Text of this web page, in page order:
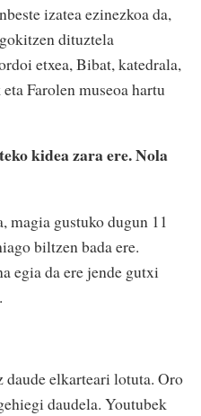
izatea ezinezkoa da,
dituztela
etxea, Bibat, katedrala,
Farolen museoa hartu
kidea zara ere. Nola
magia gustuko dugun 11
biltzen bada ere.
egia da ere jende gutxi
daude elkarteari lotuta. Oro
daudela. Youtubek